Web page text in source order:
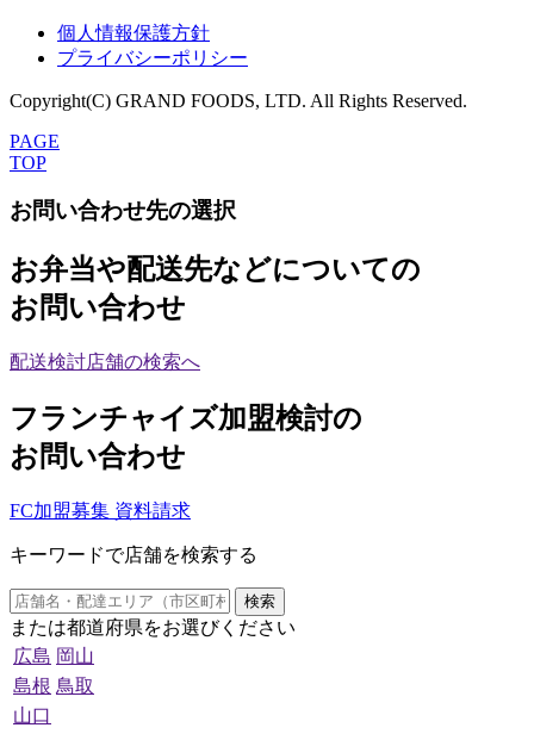
個人情報保護方針
プライバシーポリシー
Copyright(C) GRAND FOODS, LTD. All Rights Reserved.
PAGE
TOP
お問い合わせ先の選択
お弁当や配送先などについての
お問い合わせ
配送検討店舗の検索へ
フランチャイズ加盟検討の
お問い合わせ
FC加盟募集 資料請求
キーワードで店舗を検索する
検索
または都道府県をお選びください
広島 岡山
島根 鳥取
山口